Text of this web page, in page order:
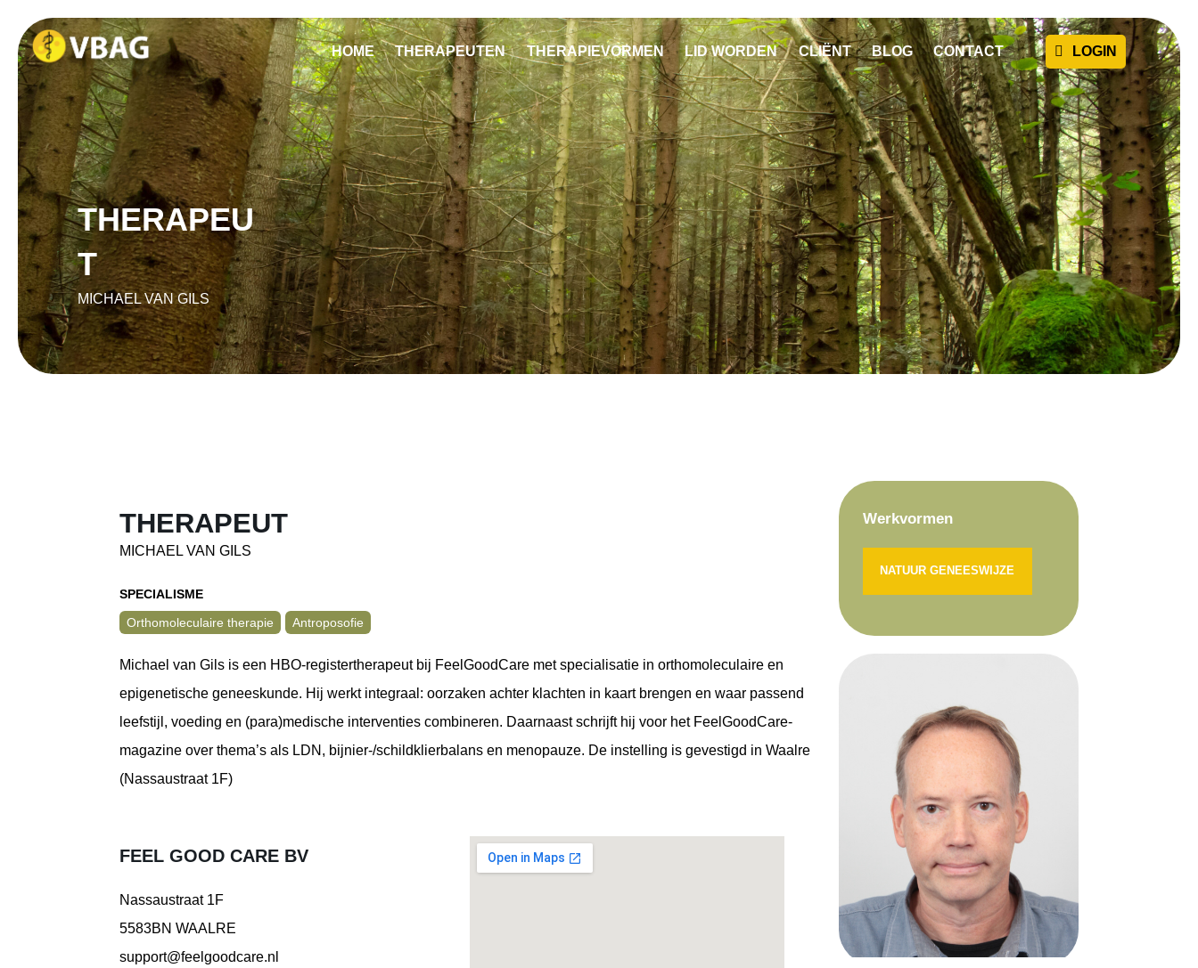
HOME THERAPEUTEN THERAPIEVORMEN LID WORDEN CLIËNT BLOG CONTACT
THERAPEU
T
MICHAEL VAN GILS
THERAPEUT
MICHAEL VAN GILS
SPECIALISME
Orthomoleculaire therapie
Antroposofie
Michael van Gils is een HBO-registertherapeut bij FeelGoodCare met specialisatie in orthomoleculaire en
epigenetische geneeskunde. Hij werkt integraal: oorzaken achter klachten in kaart brengen en waar passend
leefstijl, voeding en (para)medische interventies combineren. Daarnaast schrijft hij voor het FeelGoodCare-
magazine over thema’s als LDN, bijnier-/schildklierbalans en menopauze. De instelling is gevestigd in Waalre
(Nassaustraat 1F)
FEEL GOOD CARE BV
Nassaustraat 1F
5583BN WAALRE
support@feelgoodcare.nl
Werkvormen
NATUUR GENEESWIJZE